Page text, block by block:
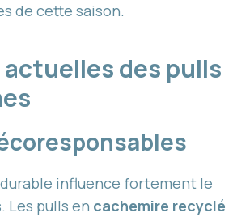
de cette saison.
des pulls
durable influence fortement le
Les pulls en cachemire recyclé